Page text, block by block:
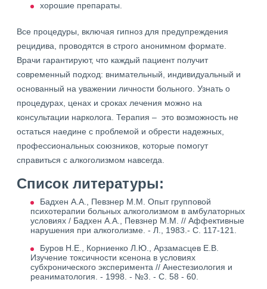
хорошие препараты.
Все процедуры, включая гипноз для предупреждения
рецидива, проводятся в строго анонимном формате.
Врачи гарантируют, что каждый пациент получит
современный подход: внимательный, индивидуальный и
основанный на уважении личности больного. Узнать о
процедурах, ценах и сроках лечения можно на
консультации нарколога. Терапия – это возможность не
остаться наедине с проблемой и обрести надежных,
профессиональных союзников, которые помогут
справиться с алкоголизмом навсегда.
Список литературы:
Бадхен А.А., Певзнер М.М. Опыт групповой
психотерапии больных алкоголизмом в амбулаторных
условиях / Бадхен А.А., Певзнер М.М. // Аффективные
нарушения при алкоголизме. - Л., 1983.- С. 117-121.
Буров Н.Е., Корниенко Л.Ю., Арзамасцев Е.В.
Изучение токсичности ксенона в условиях
субхронического эксперимента // Анестезиология и
реаниматология. - 1998. - №3. - С. 58 - 60.